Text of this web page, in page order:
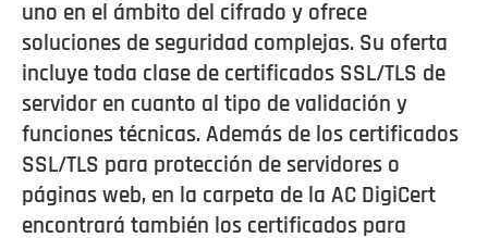
uno en el ámbito del cifrado y ofrece
soluciones de seguridad complejas. Su oferta
incluye toda clase de certificados SSL/TLS de
servidor en cuanto al tipo de validación y
funciones técnicas. Además de los certificados
SSL/TLS para protección de servidores o
páginas web, en la carpeta de la AC DigiCert
encontrará también los certificados para